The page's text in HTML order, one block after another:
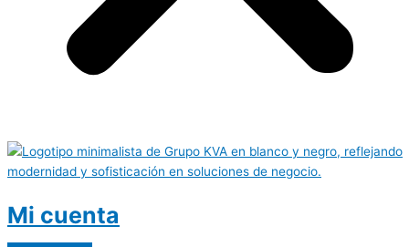
Mi cuenta